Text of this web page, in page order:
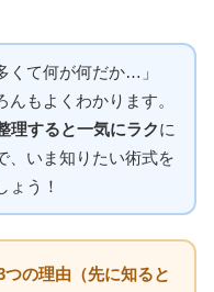
くて何が何だか…」
もよくわかります。
理すると一気にラクに
、いま知りたい術式を
ょう！
の理由（先に知ると